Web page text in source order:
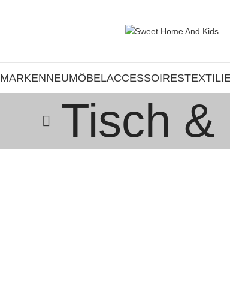
MARKENNEUMÖBELACCESSOIRES
Tisch &